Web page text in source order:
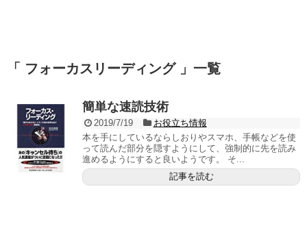
「 フォーカスリーディング 」一覧
簡単な速読技術
2019/7/19
お役立ち情報
本を手にしているならしおりやスマホ、手帳などを使
って読んだ部分を隠すようにして、強制的に先を読み
進めるようにすると良いようです。 そ...
記事を読む